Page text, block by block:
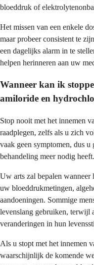
bloeddruk of
Het missen van een enkele
maar probeer consistent te
een dagelijks alarm in te
helpen herinneren aan uw
Wanneer kan ik
amiloride en
Stop nooit met het innemen
raadplegen, zelfs als u zich
vaak geen symptomen, dus u
behandeling meer nodig heeft.
Uw arts zal bepalen wanneer
uw bloeddrukmetingen,
aandoeningen. Sommige
levenslang gebruiken, terwijl
veranderingen in hun
Als u stopt met het innemen
waarschijnlijk de komende